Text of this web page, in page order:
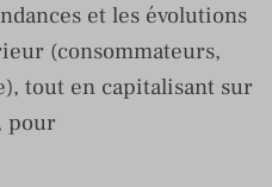
et les évolutions
(consommateurs,
tout en capitalisant sur
pour